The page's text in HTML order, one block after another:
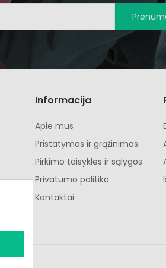
Informacija
Apie mus
Pristatymas ir grąžinimas
Pirkimo taisyklės ir sąlygos
Privatumo politika
Kontaktai